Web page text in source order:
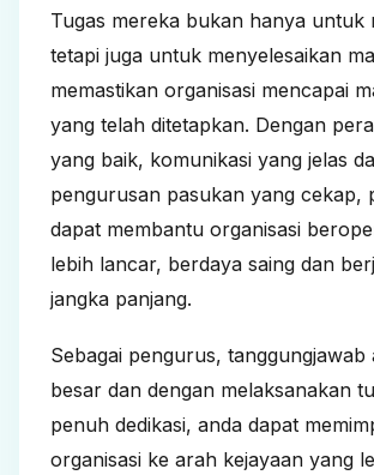
Tugas mereka bukan hanya untuk
tetapi juga untuk menyelesaikan
memastikan organisasi mencapai
yang telah ditetapkan. Dengan
yang baik, komunikasi yang jelas
pengurusan pasukan yang cekap,
dapat membantu organisasi
lebih lancar, berdaya saing dan
jangka panjang.
Sebagai pengurus, tanggungjawab
besar dan dengan melaksanakan
penuh dedikasi, anda dapat
organisasi ke arah kejayaan yang